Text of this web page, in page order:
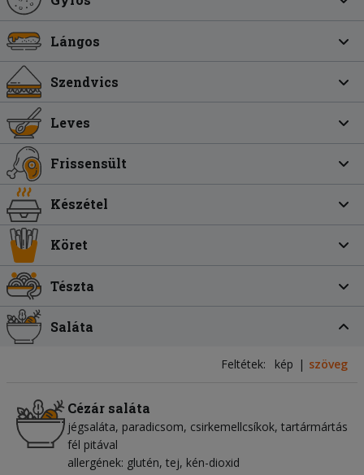
Lángos
Szendvics
Leves
Frissensült
Készétel
Köret
Tészta
Saláta
Feltétek: kép szöveg
Cézár saláta
jégsaláta paradicsom csirkemellcsíkok tartármártás
fél pitával
allergének: glutén, tej, kén-dioxid